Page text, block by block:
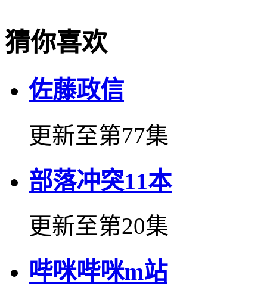
猜你喜欢
佐藤政信
更新至第77集
部落冲突11本
更新至第20集
哔咪哔咪m站